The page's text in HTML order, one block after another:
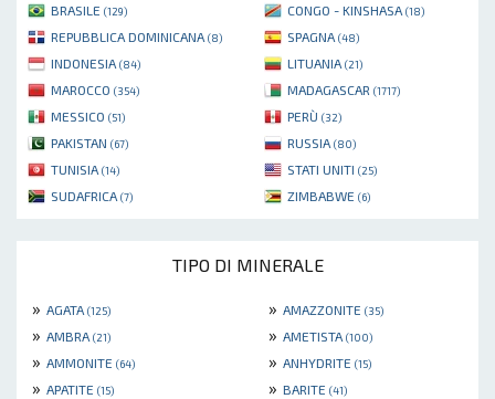
BRASILE (129) CONGO - KINSHASA (18)
REPUBBLICA DOMINICANA (8) SPAGNA (48)
INDONESIA (84) LITUANIA (21)
MAROCCO (354) MADAGASCAR (1717)
MESSICO (51) PERÙ (32)
PAKISTAN (67) RUSSIA (80)
TUNISIA (14) STATI UNITI (25)
SUDAFRICA (7) ZIMBABWE (6)
TIPO DI MINERALE
» AGATA (125) » AMAZZONITE (35)
» AMBRA (21) » AMETISTA (100)
» AMMONITE (64) » ANHYDRITE (15)
» APATITE (15) » BARITE (41)